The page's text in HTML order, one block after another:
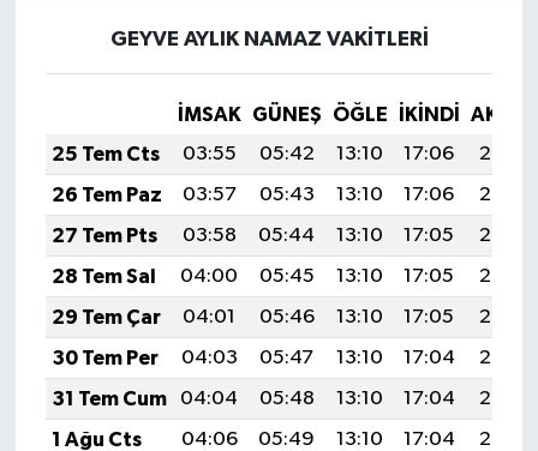
GEYVE AYLIK NAMAZ VAKITLERI
İMSAK GÜNEŞ ÖĞLE İKINDI
25 Tem Cts
03:55 05:42 13:10 17:06
20:29
26 Tem Paz
03:57 05:43 13:10 17:06
20:28
27 Tem Pts
03:58 05:44 13:10 17:05
20:27
28 Tem Sal
04:00 05:45 13:10 17:05
20:26
29 Tem Çar
04:01 05:46 13:10 17:05
20:25
30 Tem Per
04:03 05:47 13:10 17:04
20:24
31 Tem Cum
04:04 05:48 13:10 17:04
20:23
1 Ağu Cts
04:06 05:49 13:10 17:04
20:22